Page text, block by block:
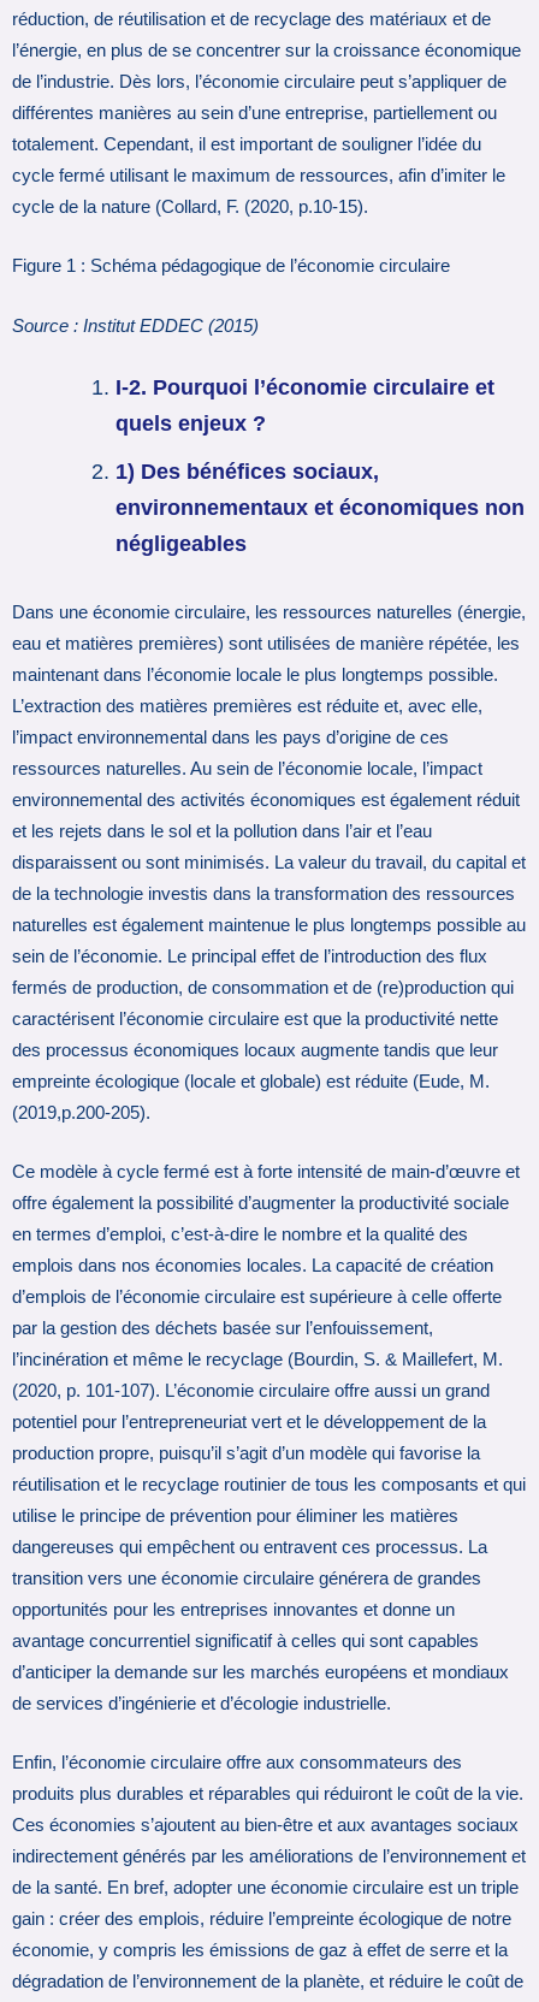
réduction, de réutilisation et de recyclage des matériaux et de
l’énergie, en plus de se concentrer sur la croissance économique
de l’industrie. Dès lors, l’économie circulaire peut s’appliquer de
différentes manières au sein d’une entreprise, partiellement ou
totalement. Cependant, il est important de souligner l’idée du
cycle fermé utilisant le maximum de ressources, afin d’imiter le
cycle de la nature (Collard, F. (2020, p.10-15).
Figure 1 : Schéma pédagogique de l’économie circulaire
Source : Institut EDDEC (2015)
I-2. Pourquoi l’économie circulaire et
quels enjeux ?
1) Des bénéfices sociaux,
environnementaux et économiques non
négligeables
Dans une économie circulaire, les ressources naturelles (énergie,
eau et matières premières) sont utilisées de manière répétée, les
maintenant dans l’économie locale le plus longtemps possible.
L’extraction des matières premières est réduite et, avec elle,
l’impact environnemental dans les pays d’origine de ces
ressources naturelles. Au sein de l’économie locale, l’impact
environnemental des activités économiques est également réduit
et les rejets dans le sol et la pollution dans l’air et l’eau
disparaissent ou sont minimisés. La valeur du travail, du capital et
de la technologie investis dans la transformation des ressources
naturelles est également maintenue le plus longtemps possible au
sein de l’économie. Le principal effet de l’introduction des flux
fermés de production, de consommation et de (re)production qui
caractérisent l’économie circulaire est que la productivité nette
des processus économiques locaux augmente tandis que leur
empreinte écologique (locale et globale) est réduite (Eude, M.
(2019,p.200-205).
Ce modèle à cycle fermé est à forte intensité de main-d’œuvre et
offre également la possibilité d’augmenter la productivité sociale
en termes d’emploi, c’est-à-dire le nombre et la qualité des
emplois dans nos économies locales. La capacité de création
d’emplois de l’économie circulaire est supérieure à celle offerte
par la gestion des déchets basée sur l’enfouissement,
l’incinération et même le recyclage (Bourdin, S. & Maillefert, M.
(2020, p. 101-107). L’économie circulaire offre aussi un grand
potentiel pour l’entrepreneuriat vert et le développement de la
production propre, puisqu’il s’agit d’un modèle qui favorise la
réutilisation et le recyclage routinier de tous les composants et qui
utilise le principe de prévention pour éliminer les matières
dangereuses qui empêchent ou entravent ces processus. La
transition vers une économie circulaire générera de grandes
opportunités pour les entreprises innovantes et donne un
avantage concurrentiel significatif à celles qui sont capables
d’anticiper la demande sur les marchés européens et mondiaux
de services d’ingénierie et d’écologie industrielle.
Enfin, l’économie circulaire offre aux consommateurs des
produits plus durables et réparables qui réduiront le coût de la vie.
Ces économies s’ajoutent au bien-être et aux avantages sociaux
indirectement générés par les améliorations de l’environnement et
de la santé. En bref, adopter une économie circulaire est un triple
gain : créer des emplois, réduire l’empreinte écologique de notre
économie, y compris les émissions de gaz à effet de serre et la
dégradation de l’environnement de la planète, et réduire le coût de